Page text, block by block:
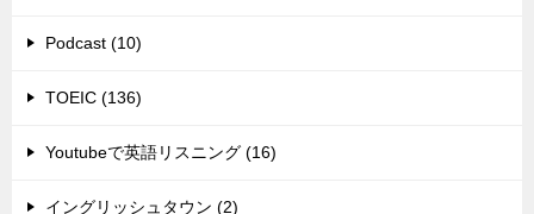
Podcast (10)
TOEIC (136)
Youtubeで英語リスニング (16)
イングリッシュタウン (2)